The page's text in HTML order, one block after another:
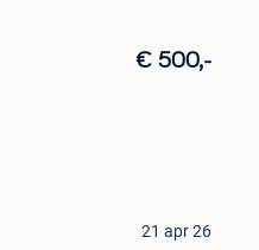
€ 500,-
21 apr 26